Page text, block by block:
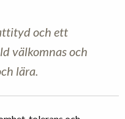
och ett
välkomnas och
lära.